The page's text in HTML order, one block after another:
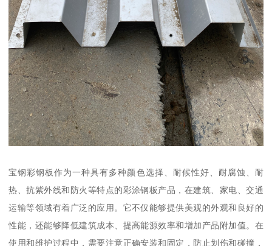
宝钢彩钢板作为一种具有多种颜色选择、耐候性好、耐腐蚀、耐
热、抗紫外线和防火等特点的彩涂钢板产品，在建筑、家电、交通
运输等领域有着广泛的应用。它不仅能够提供美观的外观和良好的
性能，还能够降低建筑成本、提高能源效率和增加产品附加值。在
使用和维护过程中，需要注意正确安装和固定，防止划伤和碰撞，